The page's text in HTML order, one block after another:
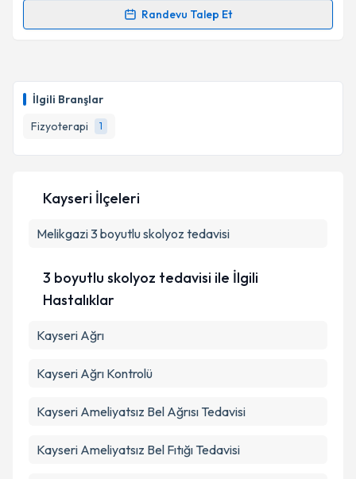
İlgili Branşlar
Fizyoterapi
1
Randevu Talep Et
Randevu Takvimi Talebi
hazırlandığında e-posta ile bilgilendireceğiz.
E-posta Adresiniz
Metni'ni okudum ve kişisel verilerimin belirtilen
Kayseri İlçeleri
Melikgazi3 boyutlu skolyoz tedavisi
3 boyutlu skolyoz tedavisi ile İlgili
Hastalıklar
Kayseri Ağrı
Kayseri Ağrı Kontrolü
Kayseri Ameliyatsız Bel Ağrısı Tedavisi
Kayseri Ameliyatsız Bel Fıtığı Tedavisi